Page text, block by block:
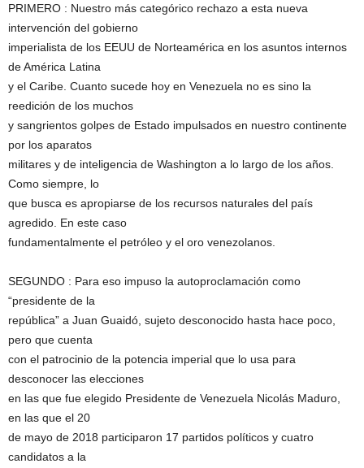
PRIMERO : Nuestro más categórico rechazo a esta nueva
intervención del gobierno
imperialista de los EEUU de Norteamérica en los asuntos internos
de América Latina
y el Caribe. Cuanto sucede hoy en Venezuela no es sino la
reedición de los muchos
y sangrientos golpes de Estado impulsados en nuestro continente
por los aparatos
militares y de inteligencia de Washington a lo largo de los años.
Como siempre, lo
que busca es apropiarse de los recursos naturales del país
agredido. En este caso
fundamentalmente el petróleo y el oro venezolanos.
SEGUNDO : Para eso impuso la autoproclamación como
“presidente de la
república” a Juan Guaidó, sujeto desconocido hasta hace poco,
pero que cuenta
con el patrocinio de la potencia imperial que lo usa para
desconocer las elecciones
en las que fue elegido Presidente de Venezuela Nicolás Maduro,
en las que el 20
de mayo de 2018 participaron 17 partidos políticos y cuatro
candidatos a la